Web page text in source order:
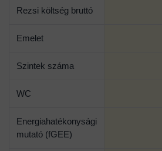
Rezsi költség bruttó
Emelet
Szintek száma
WC
Energiahatékonysági
mutató (fGEE)